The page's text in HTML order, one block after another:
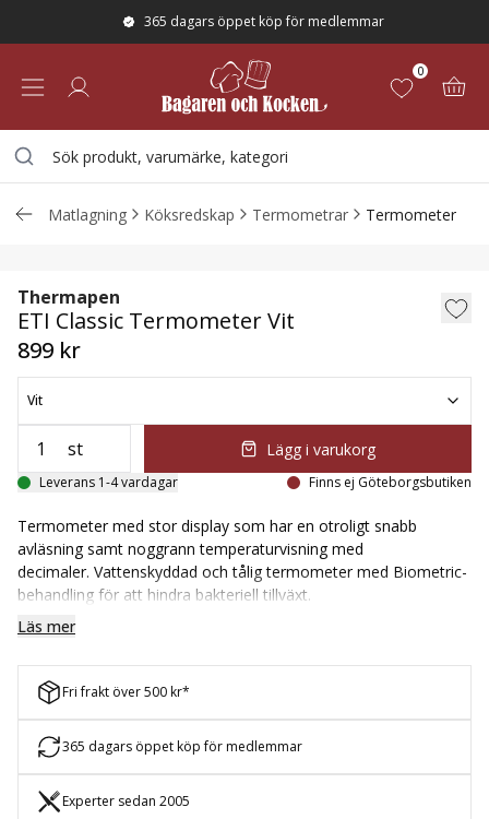
365 dagars öppet köp för medlemmar
0
Matlagning Köksredskap Termometrar Termometer
ETI Classic Termometer Vit
Thermapen
ETI Classic Termometer Vit
899 kr
Vit
st Lägg i varukorg
Leverans 1-4 vardagar Finns ej Göteborgsbutiken
Termometer med stor display som har en otroligt snabb
avläsning samt noggrann temperaturvisning med
decimaler. Vattenskyddad och tålig termometer med Biometric-
behandling för att hindra bakteriell tillväxt.
Automatisk avstängning om den skulle glömmas framme med
stål har en storlek på Ø 3,3 x 115 mm. Spetsen är tunnare, vilket
minskar dränering av vätska. Kalibreringscertifikat följer med.
Batteriets livslängd är på 1500 timmar.
Läs mer
Fri frakt över 500 kr*
365 dagars öppet köp för medlemmar
Experter sedan 2005